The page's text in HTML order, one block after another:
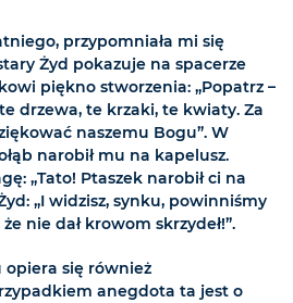
przypomniała mi się
Żyd pokazuje na spacerze
piękno stworzenia: „Popatrz –
drzewa, te krzaki, te kwiaty. Za
naszemu Bogu”. W
narobił mu na kapelusz.
„Tato! Ptaszek narobił ci na
„I widzisz, synku, powinniśmy
nie dał krowom skrzydeł!”.
się również
anegdota ta jest o